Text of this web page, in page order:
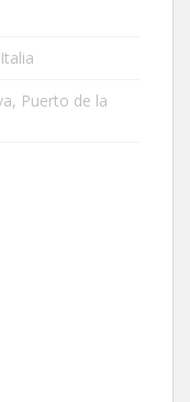
Puerto de la